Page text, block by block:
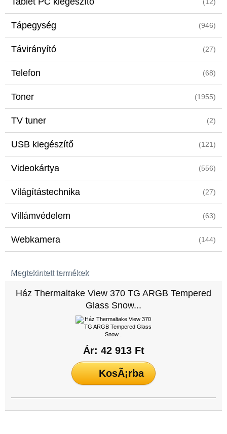
Tápegység (946)
Távirányító (27)
Telefon (68)
Toner (1955)
TV tuner (2)
USB kiegészítő (121)
Videokártya (556)
Világítástechnika (27)
Villámvédelem (63)
Webkamera (144)
Megtekintett termékek
Ház Thermaltake View 370 TG ARGB Tempered
Glass Snow...
Ár: 42 913 Ft